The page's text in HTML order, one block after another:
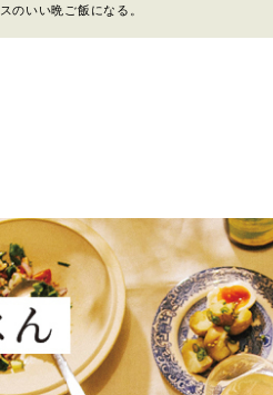
スのいい晩ご飯になる。